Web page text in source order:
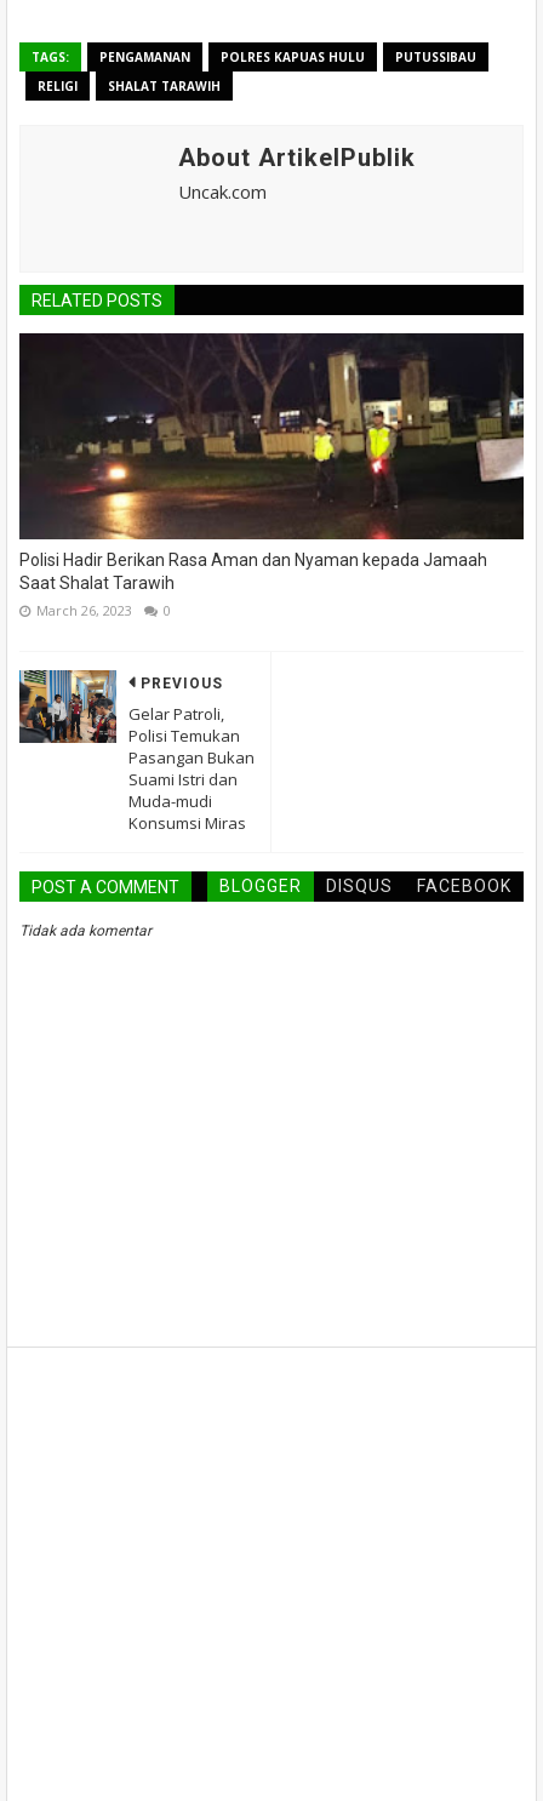
TAGS: PENGAMANAN POLRES KAPUAS HULU
PUTUSSIBAU
RELIGI
SHALAT TARAWIH
About ArtikelPublik
Uncak.com
RELATED POSTS
Polisi Hadir Berikan Rasa Aman dan Nyaman kepada Jamaah
Saat Shalat Tarawih
March 26, 2023 0
PREVIOUS
Gelar Patroli,
Polisi Temukan
Pasangan Bukan
Suami Istri dan
Muda-mudi
Konsumsi Miras
POST A COMMENT BLOGGER DISQUS FACEBOOK
Tidak ada komentar